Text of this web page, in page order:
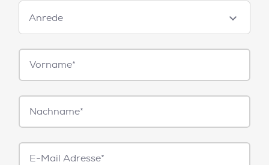
Anrede
Anrede
Vorname*
Nachname*
E-
Mail*